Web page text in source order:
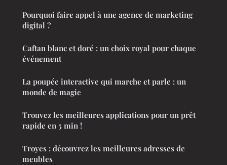
Pourquoi faire appel à une agence de marketing
digital ?
Caftan blanc et doré : un choix royal pour chaque
événement
La poupée interactive qui marche et parle : un
monde de magie
Trouvez les meilleures applications pour un prêt
rapide en 5 min !
Troyes : découvrez les meilleures adresses de
meubles